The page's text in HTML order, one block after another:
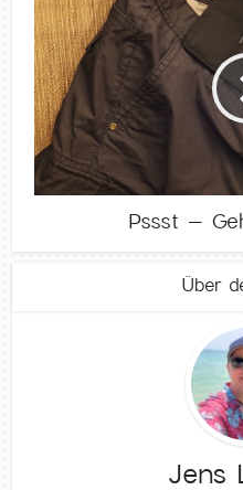
Pssst –
Über
Jens